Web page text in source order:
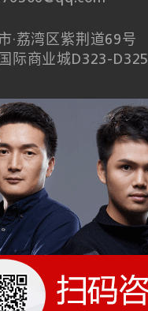
·荔湾区紫荆道69号
际商业城D323-D325